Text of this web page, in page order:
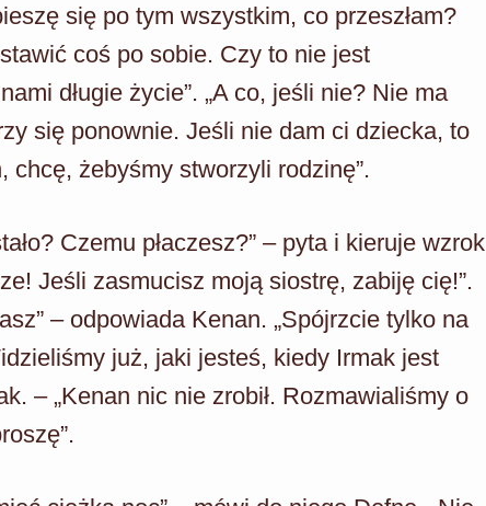
się po tym wszystkim, co przeszłam?
coś po sobie. Czy to nie jest
długie życie”. „A co, jeśli nie? Nie ma
się ponownie. Jeśli nie dam ci dziecka, to
chcę, żebyśmy stworzyli rodzinę”.
Czemu płaczesz?” – pyta i kieruje wzrok
Jeśli zasmucisz moją siostrę, zabiję cię!”.
– odpowiada Kenan. „Spójrzcie tylko na
już, jaki jesteś, kiedy Irmak jest
– „Kenan nic nie zrobił. Rozmawialiśmy o